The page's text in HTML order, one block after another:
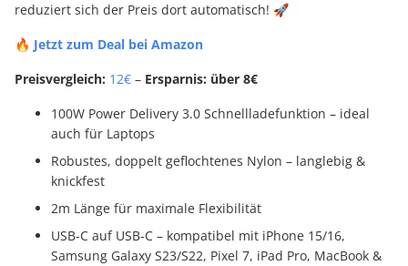
reduziert sich der Preis dort automatisch! 🚀
🔥 Jetzt zum Deal bei Amazon
Preisvergleich: 12€ – Ersparnis: über 8€
100W Power Delivery 3.0 Schnellladefunktion – ideal
auch für Laptops
Robustes, doppelt geflochtenes Nylon – langlebig &
knickfest
2m Länge für maximale Flexibilität
USB-C auf USB-C – kompatibel mit iPhone 15/16,
Samsung Galaxy S23/S22, Pixel 7, iPad Pro, MacBook &